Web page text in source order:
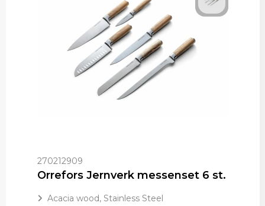
270212909
Orrefors Jernverk messenset 6 st.
Acacia wood, Stainless Steel